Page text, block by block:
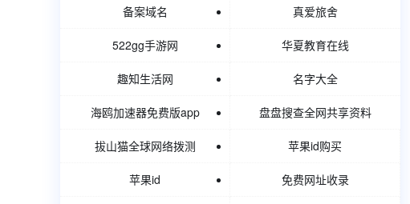
备案域名 真爱旅舍
522gg手游网 华夏教育在线
趣知生活网 名字大全
海鸥加速器免费版app 盘盘搜查全网共享资料
拔山猫全球网络拨测 苹果id购买
苹果id 免费网址收录